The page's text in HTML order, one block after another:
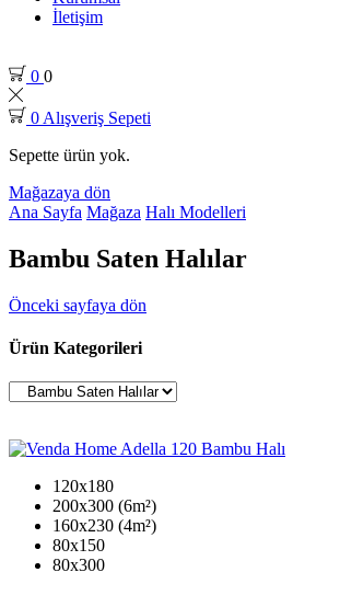
İletişim
0 0
0 Alışveriş Sepeti
Sepette ürün yok.
Mağazaya dön
Ana Sayfa Mağaza Halı Modelleri
Bambu Saten Halılar
Önceki sayfaya dön
Ürün Kategorileri
120x180
200x300 (6m²)
160x230 (4m²)
80x150
80x300